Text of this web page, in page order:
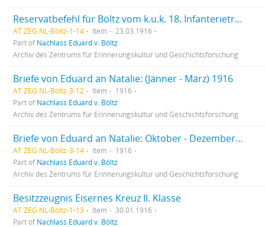
Reservatbefehl für Böltz vom k.u.k. 18. Infanterietruppendivisionskommando
AT ZEG NL-Böltz-1-14 Item
23.03.1916
Part ofNachlass Eduard v. Böltz
Archiv des Zentrums für Erinnerungskultur und Geschichtsforschung
Briefe von Eduard an Natalie: (Jänner - März) 1916
AT ZEG NL-Böltz-3-12 Item
1916
Part ofNachlass Eduard v. Böltz
Archiv des Zentrums für Erinnerungskultur und Geschichtsforschung
Briefe von Eduard an Natalie: Oktober - Dezember 1916
AT ZEG NL-Böltz-3-14 Item
1916
Part ofNachlass Eduard v. Böltz
Archiv des Zentrums für Erinnerungskultur und Geschichtsforschung
Besitzzeugnis Eisernes Kreuz II. Klasse
AT ZEG NL-Böltz-1-13 Item
30.01.1916
Part ofNachlass Eduard v. Böltz